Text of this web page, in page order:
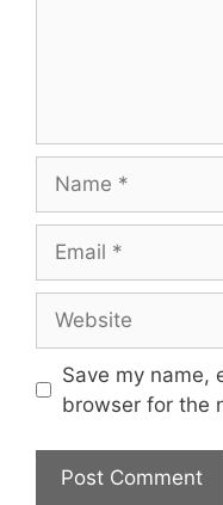
Save my name,
browser for the